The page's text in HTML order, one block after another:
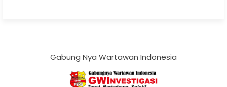
Gabung Nya Wartawan Indonesia